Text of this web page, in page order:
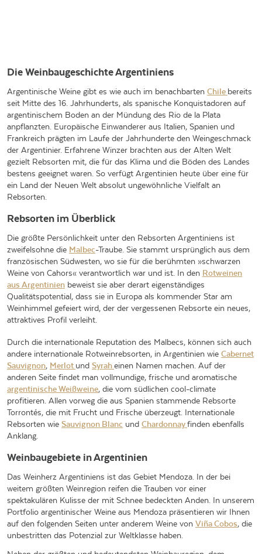
Die Weinbaugeschichte Argentiniens
Argentinische Weine gibt es wie auch im benachbarten Chile bereits
seit Mitte des 16. Jahrhunderts, als spanische Konquistadoren auf
argentinischem Boden an der Mündung des Rio de la Plata
anpflanzten. Europäische Einwanderer aus Italien, Spanien und
Frankreich prägten im Laufe der Jahrhunderte den Weingeschmack
der Argentinier. Erfahrene Winzer brachten aus der Alten Welt
gezielt Rebsorten mit, die für das Klima und die Böden des Landes
bestens geeignet waren. So verfügt Argentinien heute über eine für
ein Land der Neuen Welt absolut ungewöhnliche Vielfalt an
Rebsorten.
Rebsorten im Überblick
Die größte Persönlichkeit unter den Rebsorten Argentiniens ist
zweifelsohne die Malbec-Traube. Sie stammt ursprünglich aus dem
französischen Südwesten, wo sie für die berühmten »schwarzen
Weine von Cahors« verantwortlich war und ist. In den Rotweinen
aus Argentinien beweist sie aber derart eigenständiges
Qualitätspotential, dass sie in Europa als kommender Star am
Weinhimmel gefeiert wird, der der vergessenen Rebsorte ein neues,
attraktives Profil verleiht.
Durch die internationale Reputation des Malbecs, können sich auch
andere internationale Rotweinrebsorten, in Argentinien wie Cabernet
Sauvignon, Merlot und Syraheinen Namen machen. Auf der
anderen Seite findet man vollmundige, frische und aromatische
argentinische Weißweine, die vom südlichen cool-climate
profitieren. Allen vorweg die aus Spanien stammende Rebsorte
Torrontés, die mit Frucht und Frische überzeugt. Internationale
Rebsorten wie Sauvignon Blanc und Chardonnayfinden ebenfalls
Anklang.
Weinbaugebiete in Argentinien
Das Weinherz Argentiniens ist das Gebiet Mendoza. In der bei
weitem größten Weinregion reifen die Trauben vor einer
spektakulären Kulisse der mit Schnee bedeckten Anden. In unserem
Portfolio argentinischer Weine aus Mendoza präsentieren wir Ihnen
auf den folgenden Seiten unter anderem Weine von Viña Cobos, die
unbestritten das Potenzial zur Weltklasse haben.